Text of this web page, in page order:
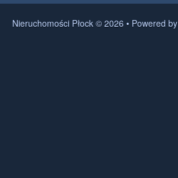
Nieruchomości Płock © 2026 • Powered by